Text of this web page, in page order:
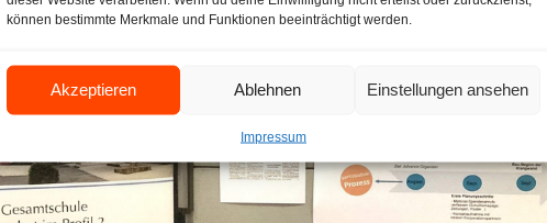
können bestimmte Merkmale und Funktionen beeinträchtigt werden.
Akzeptieren Ablehnen Einstellungen ansehen
Impressum